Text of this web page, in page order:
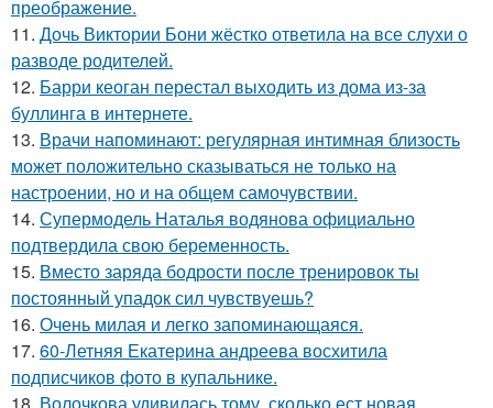
преображение.
11. Дочь Виктории Бони жёстко ответила на все слухи о
разводе родителей.
12. Барри кеоган перестал выходить из дома из-за
буллинга в интернете.
13. Врачи напоминают: регулярная интимная близость
может положительно сказываться не только на
настроении, но и на общем самочувствии.
14. Супермодель Наталья водянова официально
подтвердила свою беременность.
15. Вместо заряда бодрости после тренировок ты
постоянный упадок сил чувствуешь?
16. Очень милая и легко запоминающаяся.
17. 60-Летняя Екатерина андреева восхитила
подписчиков фото в купальнике.